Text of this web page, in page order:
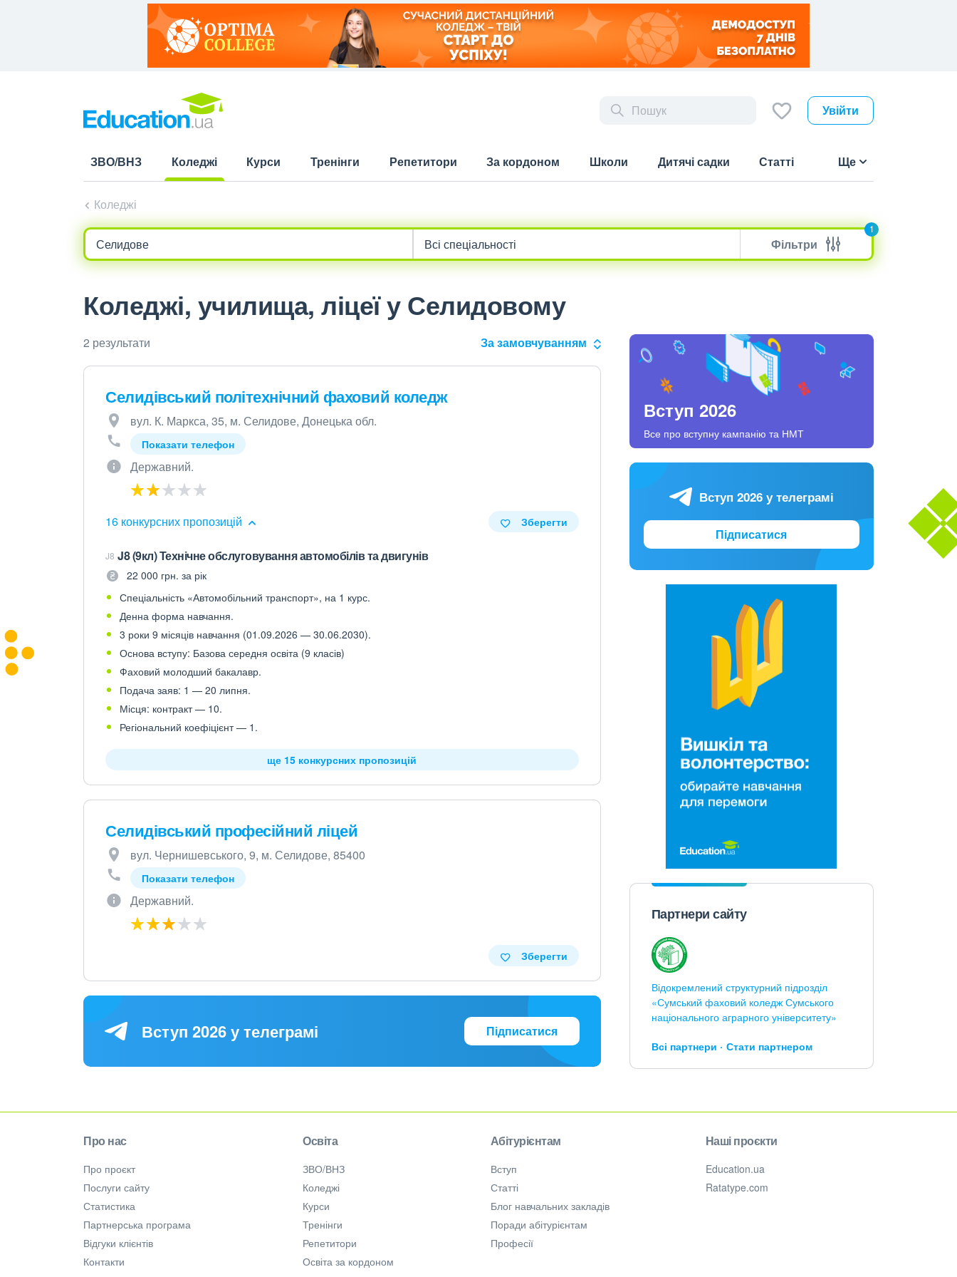
Увійти
ЗВО/ВНЗ
Коледжі
Курси Тренінги Репетитори За кордоном Школи Дитячі садки Статті Ще
Коледжі
Фільтри
1
Коледжі, училища, ліцеї у Селидовому
2 результати За замовчуванням
Селидівський політехнічний фаховий коледж
вул. К. Маркса, 35, м. Селидове, Донецька обл.
Показати телефон
Державний.
16 конкурсних пропозицій Зберегти
J8 J8 (9кл) Технічне обслуговування автомобілів та двигунів
22 000 грн. за рік
Спеціальність «Автомобільний транспорт», на 1 курс.
Денна форма навчання.
3 роки 9 місяців навчання (01.09.2026 — 30.06.2030).
Основа вступу: Базова середня освіта (9 класів)
Фаховий молодший бакалавр.
Подача заяв: 1 — 20 липня.
Місця: контракт — 10.
Регіональний коефіцієнт — 1.
ще 15 конкурсних пропозицій
Селидівський професійний ліцей
вул. Чернишевського, 9, м. Селидове, 85400
Показати телефон
Державний.
Зберегти
Вступ 2026 у телеграмі Підписатися
Вступ 2026
Все про вступну кампанію та НМТ
Вступ 2026 у телеграмі
Підписатися
Партнери сайту
Відокремлений структурний підрозділ
«Сумський фаховий коледж Сумського
національного аграрного університету»
Всі партнери Стати партнером
Про нас
Про проєкт
Послуги сайту
Статистика
Партнерська програма
Відгуки клієнтів
Контакти
Освіта
ЗВО/ВНЗ
Коледжі
Курси
Тренінги
Репетитори
Освіта за кордоном
Абітурієнтам
Вступ
Статті
Блог навчальних закладів
Поради абітурієнтам
Професії
Наші проєкти
Education.ua
Ratatype.com